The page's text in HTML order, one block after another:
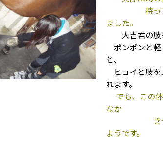
持って
ました。
大吉君の肢
ポンポンと軽
と、
ヒョイと肢を
れます。
でも、この
なか
きつか
ようです。